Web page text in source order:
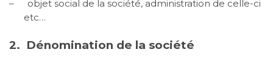
–
objet social de la société, administration de celle-ci
etc…
2. Dénomination de la société